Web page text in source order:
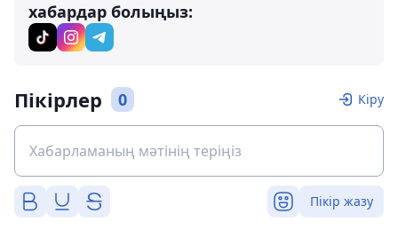
хабардар болыңыз:
Пікірлер 0 Кіру
Пікір жазу